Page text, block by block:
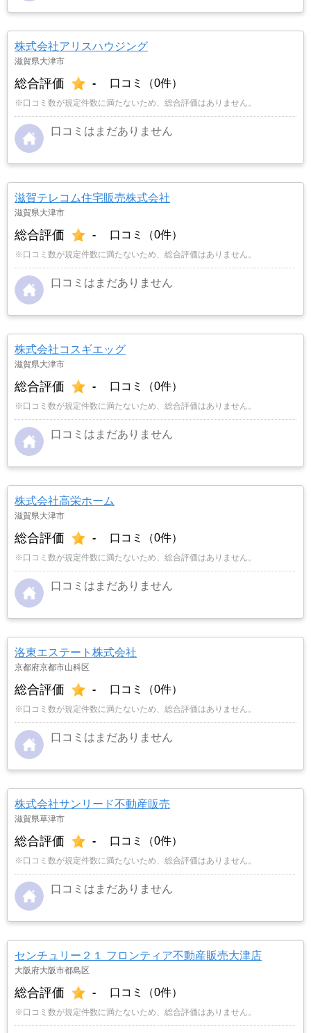
株式会社アリスハウジング
滋賀県大津市
総合評価 - 口コミ（0件）
※口コミ数が規定件数に満たないため、総合評価はありません。
口コミはまだありません
滋賀テレコム住宅販売株式会社
滋賀県大津市
総合評価 - 口コミ（0件）
※口コミ数が規定件数に満たないため、総合評価はありません。
口コミはまだありません
株式会社コスギエッグ
滋賀県大津市
総合評価 - 口コミ（0件）
※口コミ数が規定件数に満たないため、総合評価はありません。
口コミはまだありません
株式会社高栄ホーム
滋賀県大津市
総合評価 - 口コミ（0件）
※口コミ数が規定件数に満たないため、総合評価はありません。
口コミはまだありません
洛東エステート株式会社
京都府京都市山科区
総合評価 - 口コミ（0件）
※口コミ数が規定件数に満たないため、総合評価はありません。
口コミはまだありません
株式会社サンリード不動産販売
滋賀県草津市
総合評価 - 口コミ（0件）
※口コミ数が規定件数に満たないため、総合評価はありません。
口コミはまだありません
センチュリー２１ フロンティア不動産販売大津店
大阪府大阪市都島区
総合評価 - 口コミ（0件）
※口コミ数が規定件数に満たないため、総合評価はありません。